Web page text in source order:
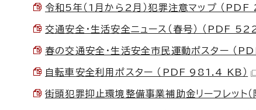
令和5年（1月から2月）犯罪注意マップ （PDF
交通安全・生活安全ニュース（春号） （PDF
春の交通安全・生活安全市民運動ポスター （
自転車安全利用ポスター （PDF 981.4 KB）
街頭犯罪抑止環境整備事業補助金リーフレッ